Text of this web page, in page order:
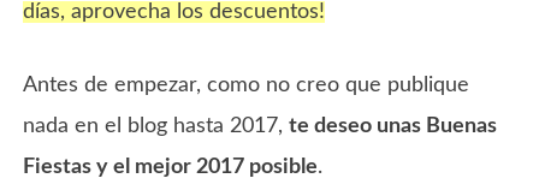
días, aprovecha los descuentos!
Antes de empezar, como no creo que publique
nada en el blog hasta 2017,te deseo unas Buenas
Fiestas y el mejor 2017 posible.